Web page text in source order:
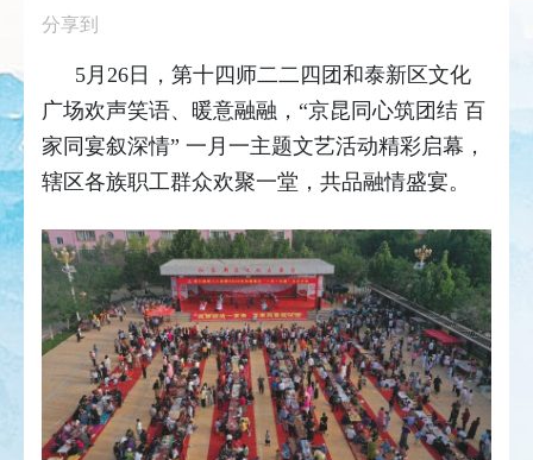
分享到
5月26日，第十四师二二四团和泰新区文化
广场欢声笑语、暖意融融，“京昆同心筑团结 百
家同宴叙深情” 一月一主题文艺活动精彩启幕，
辖区各族职工群众欢聚一堂，共品融情盛宴。